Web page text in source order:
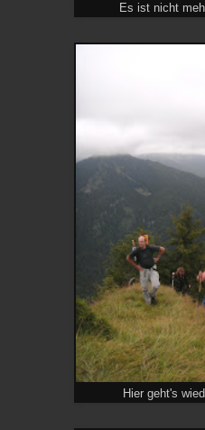
Es ist nicht
Hier geht's